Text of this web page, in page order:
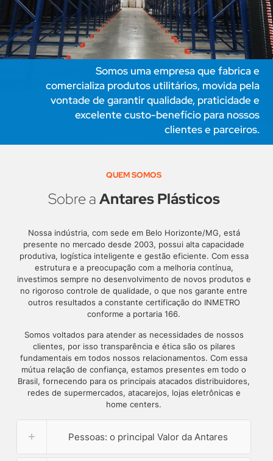
Somos uma empresa que fabrica e
comercializa produtos utilitários, movida pela
vontade de garantir qualidade, praticidade e
excelente custo-benefício para nossos
clientes e parceiros.
QUEM SOMOS
Sobre aAntares Plásticos
Nossa indústria, com sede em Belo Horizonte/MG, está
presente no mercado desde 2003, possui alta capacidade
produtiva, logística inteligente e gestão eficiente. Com essa
estrutura e a preocupação com a melhoria contínua,
investimos sempre no desenvolvimento de novos produtos e
no rigoroso controle de qualidade, o que nos garante entre
outros resultados a constante certificação do INMETRO
conforme a portaria 166.
Somos voltados para atender as necessidades de nossos
clientes, por isso transparência e ética são os pilares
fundamentais em todos nossos relacionamentos. Com essa
mútua relação de confiança, estamos presentes em todo o
Brasil, fornecendo para os principais atacados distribuidores,
redes de supermercados, atacarejos, lojas eletrônicas e
home centers.
Pessoas: o principal Valor da Antares